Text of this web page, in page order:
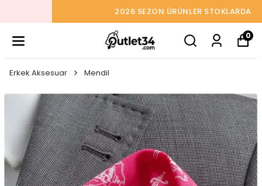
2026 SEZON ÜRÜNLER STOKLARDA
0
Erkek Aksesuar Mendil